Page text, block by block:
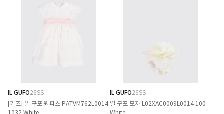
IL GUFO26SS
[키즈] 일 구포 원피스 PATVM762L0014
1032 White
IL GUFO26SS
일 구포 모자 L02XAC0009L0014 100
White